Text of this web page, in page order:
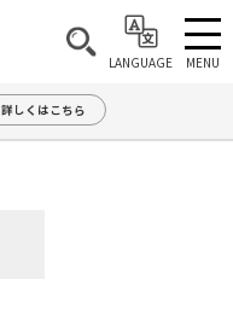
LANGUAGE MENU
詳しくはこちら